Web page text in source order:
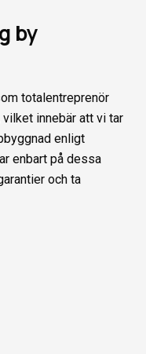
by
totalentreprenör
innebär att vi tar
enligt
enbart på dessa
och ta